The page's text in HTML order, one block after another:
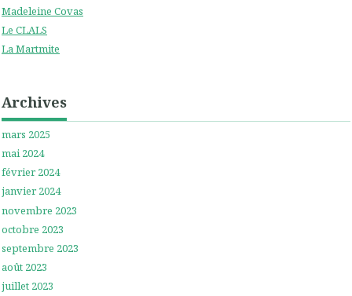
Madeleine Covas
Le CLALS
La Martmite
Archives
mars 2025
mai 2024
février 2024
janvier 2024
novembre 2023
octobre 2023
septembre 2023
août 2023
juillet 2023